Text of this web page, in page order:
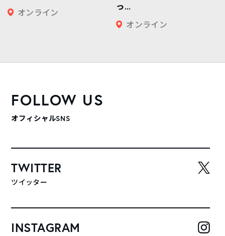
オンライン
っ...
オンライン
FOLLOW US
オフィシャルSNS
TWITTER
ツイッター
INSTAGRAM